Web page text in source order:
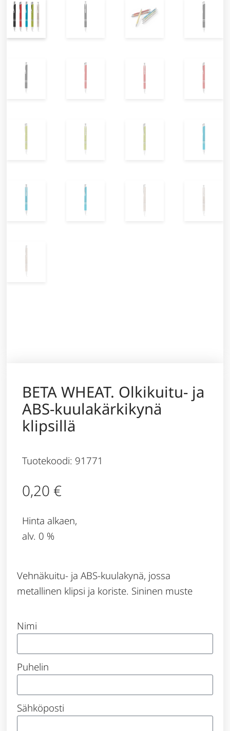
BETA WHEAT. Olkikuitu- ja
ABS-kuulakärkikynä
klipsillä
Tuotekoodi: 91771
0,20 €
Hinta alkaen,
alv. 0 %
Vehnäkuitu- ja ABS-kuulakynä, jossa
metallinen klipsi ja koriste. Sininen muste
Nimi
Puhelin
Sähköposti